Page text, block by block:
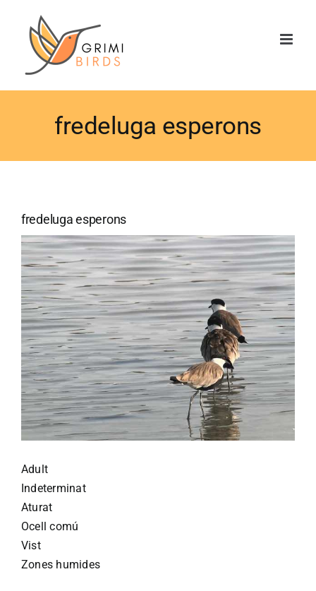
contenido
fredeluga esperons
fredeluga esperons
Adult
Indeterminat
Aturat
Ocell comú
Vist
Zones humides